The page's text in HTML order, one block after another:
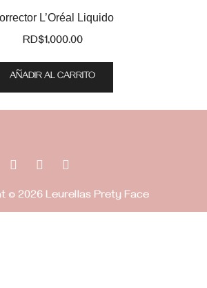
L’Oréal Liquido
RD$1,000.00
AÑADIR AL CARRITO
© 2026 Leurellas Prety Face